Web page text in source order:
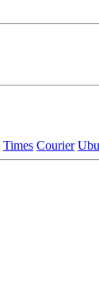
Times Courier